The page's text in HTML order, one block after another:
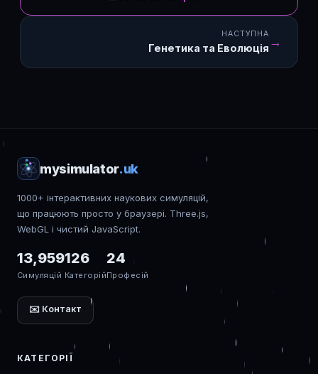
НАСТУПНА
Генетика та Еволюція →
mysimulator.uk
1000+ інтерактивних наукових симуляцій,
що працюють просто у браузері. Three.js,
WebGL і чистий JavaScript.
13,959
Симуляцій
126
Категорій
24
Професій
✉️ Контакт
КАТЕГОРІЇ